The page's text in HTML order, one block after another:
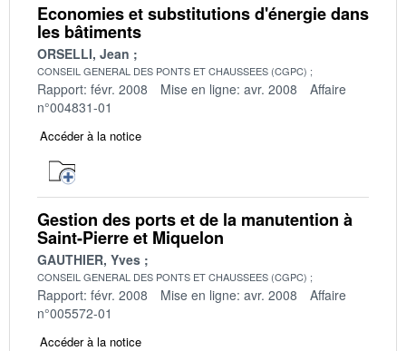
Economies et substitutions d'énergie dans
les bâtiments
ORSELLI, Jean
CONSEIL GENERAL DES PONTS ET CHAUSSEES (CGPC)
Rapport: févr. 2008 Mise en ligne: avr. 2008
Affaire
n°004831-01
Accéder à la notice
Gestion des ports et de la manutention à
Saint-Pierre et Miquelon
GAUTHIER, Yves
CONSEIL GENERAL DES PONTS ET CHAUSSEES (CGPC)
Rapport: févr. 2008 Mise en ligne: avr. 2008
Affaire
n°005572-01
Accéder à la notice